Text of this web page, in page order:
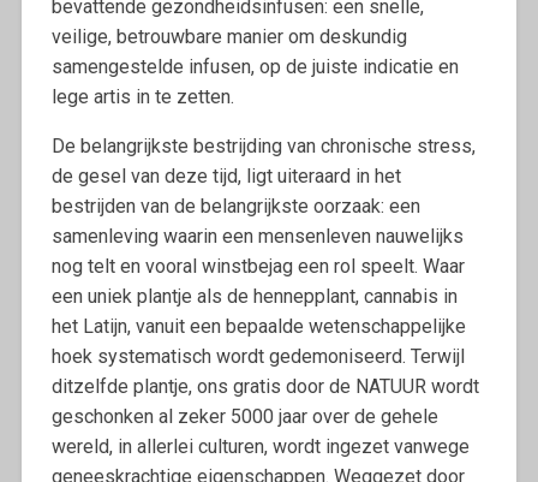
bevattende gezondheidsinfusen: een snelle,
veilige, betrouwbare manier om deskundig
samengestelde infusen, op de juiste indicatie en
lege artis in te zetten.
De belangrijkste bestrijding van chronische stress,
de gesel van deze tijd, ligt uiteraard in het
bestrijden van de belangrijkste oorzaak: een
samenleving waarin een mensenleven nauwelijks
nog telt en vooral winstbejag een rol speelt. Waar
een uniek plantje als de hennepplant, cannabis in
het Latijn, vanuit een bepaalde wetenschappelijke
hoek systematisch wordt gedemoniseerd. Terwijl
ditzelfde plantje, ons gratis door de NATUUR wordt
geschonken al zeker 5000 jaar over de gehele
wereld, in allerlei culturen, wordt ingezet vanwege
geneeskrachtige eigenschappen. Weggezet door